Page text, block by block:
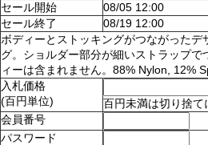
セール開始
08/05 12:00
セール終了
08/19 12:00
ボディーとストッキングがつながったデ
グ。ショルダー部分が細いストラップで
ィーは含まれません。88% Nylon, 12%
入札価格
(百円単位)
百円未満は切り捨て
会員番号
パスワード